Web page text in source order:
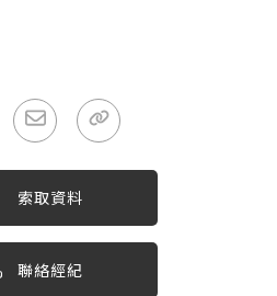
索取資料
聯絡經紀